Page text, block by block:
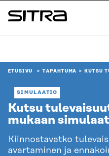
Siirry
suoraan
Sitra
ETUSIVU TAPAHTUMA KUTSU
SIMULAATIO
Kutsu
mukaan
Kiinnostavatko
avartaminen ja